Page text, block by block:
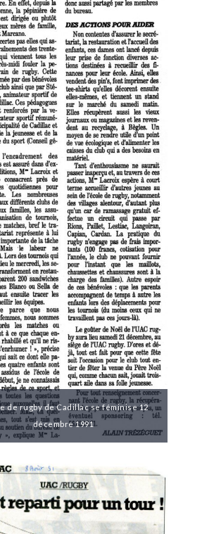
de rugby de Cadillac se féminise 12
décembre 1991